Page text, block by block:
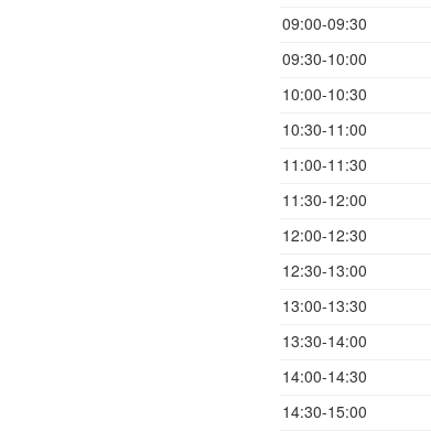
09:00-09:30
09:30-10:00
10:00-10:30
10:30-11:00
11:00-11:30
11:30-12:00
12:00-12:30
12:30-13:00
13:00-13:30
13:30-14:00
14:00-14:30
14:30-15:00